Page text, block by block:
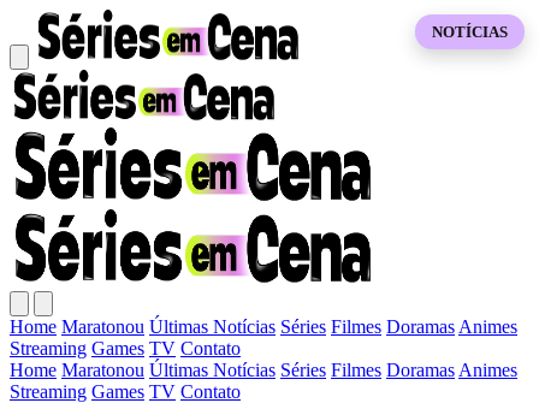
Home Maratonou Últimas Notícias Séries Filmes Doramas Animes
Streaming Games TV Contato
Home Maratonou Últimas Notícias Séries Filmes Doramas Animes
Streaming Games TV Contato
NOTÍCIAS